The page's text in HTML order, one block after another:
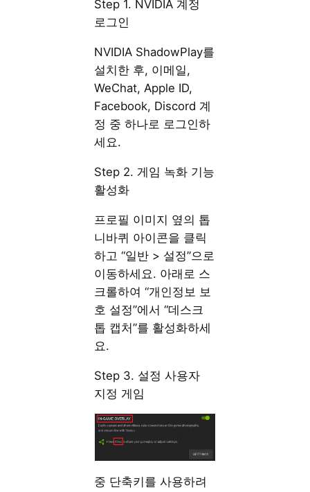
Step 1. NVIDIA 계정
로그인
NVIDIA ShadowPlay를
설치한 후, 이메일,
WeChat, Apple ID,
Facebook, Discord 계
정 중 하나로 로그인하
세요.
Step 2. 게임 녹화 기능
활성화
프로필 이미지 옆의 톱
니바퀴 아이콘을 클릭
하고 “일반 > 설정”으로
이동하세요. 아래로 스
크롤하여 “개인정보 보
호 설정”에서 “데스크
톱 캡처”를 활성화하세
요.
Step 3. 설정 사용자
지정 게임
중 단축키를 사용하려